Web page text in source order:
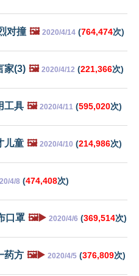
对撞 🖼️ 2020/4/14 (764,474次)
家(3) 🖼️ 2020/4/12 (221,366次)
工具 🖼️ 2020/4/11 (595,020次)
儿童 🖼️ 2020/4/10 (214,986次)
4/8 (474,408次)
口罩 🖼️▶️ 2020/4/6 (369,514次)
药方 🖼️▶️ 2020/4/5 (376,809次)